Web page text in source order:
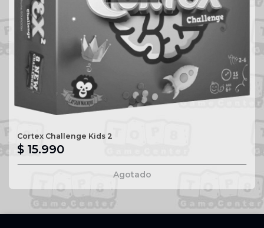
Cortex Challenge Kids 2
$ 15.990
Agotado